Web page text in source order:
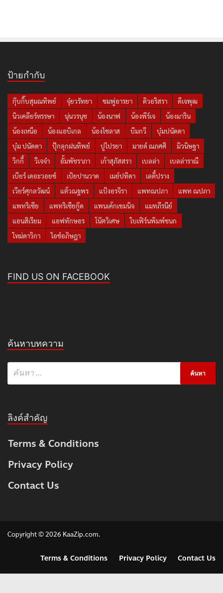
ป้ายกำกับ
กุ๊บกิ๊บสุมณทิพย์ จุ๋ยวรัทยา ชมพู่อารยา ดิวอริสรา
ดีเจพุฒ
นิวเคลียร์หรรษา
นุ่นวรนุช น้องนาฟ น้องพีร์เจ
น้องมาริน
น้องเหนือ
น้องแอบิเกล น้องไซลาส บีมกวี
บุ๋มปนัดดา
บุ๋ม ปนัดดา
ปุ๊กลุกฝนทิพย์ ปูไปรยา มายด์ ณภศศิ
มิวนิษฐา
วิกกี้
วีเจจ๋า อั้มพัชราภา เก้าสุภัสสรา เบลล่า
เบลล่าราณี
เบียร์ เดอะวอยซ์
เป้ยปานวาด เมย์ปทิดา
เลดี้ปราง
เวียร์ศุกลวัฒน์
แต้วณฐพร แป้งอรจิรา แพทณปภา
แพท ณปภา
แพทริเซีย
แพทริเซียกู๊ด แพนเค้กเขมนิจ
แมทภีรนีย์
แอนสิเรียม
แอฟทักษอร โน๊ตวิเศษ
ใบเฟิร์นพิมพ์ชนก
ใหม่ดาวิกา
ไอซ์อภิษฎา
FIND US ON FACEBOOK
ค้นหาบทความ
ลิงค์สำคัญ
Terms & Conditions
Privacy Policy
Contact Us
Copyright © 2026 KaaZip.com.
Terms & Conditions Privacy Policy Contact Us